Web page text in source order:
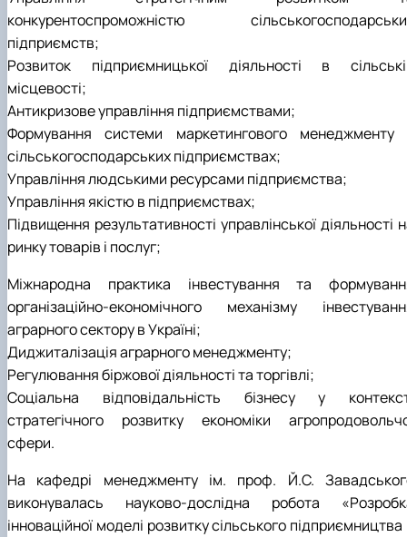
конкурентоспроможністю
підприємств;
Розвиток підприємницької діяльності в
місцевості;
Антикризове управління підприємствами;
Формування системи маркетингового менеджменту
сільськогосподарських підприємствах;
Управління людськими ресурсами підприємства;
Управління якістю в підприємствах;
Підвищення результативності управлінської діяльності
ринку товарів і послуг;
Міжнародна практика інвестування та
організаційно-економічного механізму
аграрного сектору в Україні;
Диджиталізація аграрного менеджменту;
Регулювання біржової діяльності та торгівлі;
Соціальна відповідальність бізнесу у
стратегічного розвитку економіки
сфери.
На кафедрі менеджменту ім. проф. Й.С.
виконувалась науково-дослідна робота
інноваційної моделі розвитку сільського підприємництва